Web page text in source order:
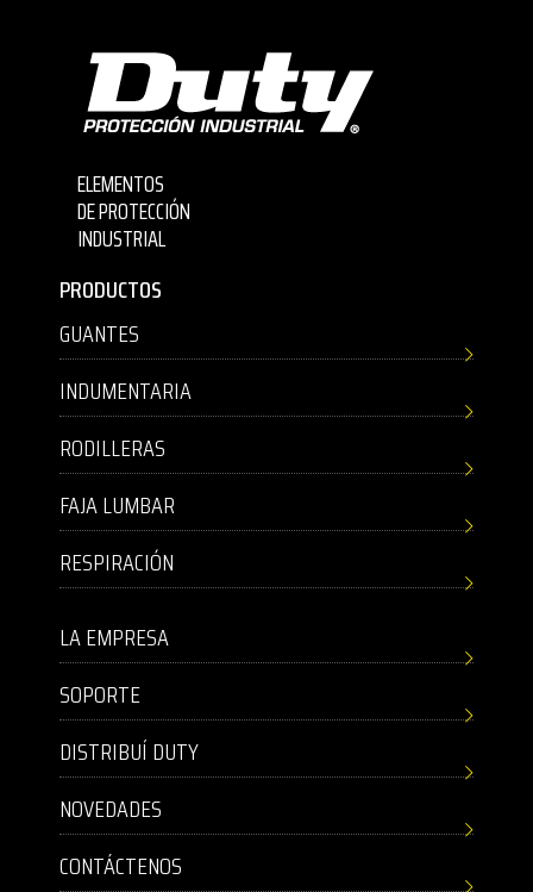
ELEMENTOS
DE PROTECCIÓN
INDUSTRIAL
PRODUCTOS
GUANTES
INDUMENTARIA
RODILLERAS
FAJA LUMBAR
RESPIRACIÓN
LA EMPRESA
SOPORTE
DISTRIBUÍ DUTY
NOVEDADES
CONTÁCTENOS